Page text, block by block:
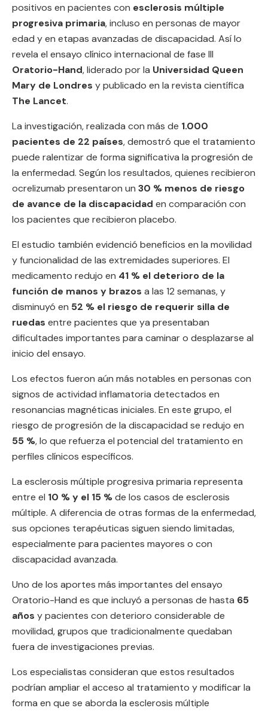
positivos en pacientes con esclerosis múltiple
progresiva primaria, incluso en personas de mayor
edad y en etapas avanzadas de discapacidad. Así lo
revela el ensayo clínico internacional de fase III
Oratorio-Hand, liderado por la Universidad Queen
Mary de Londres y publicado en la revista científica
The Lancet.
La investigación, realizada con más de 1.000
pacientes de 22 países, demostró que el tratamiento
puede ralentizar de forma significativa la progresión de
la enfermedad. Según los resultados, quienes recibieron
ocrelizumab presentaron un 30 % menos de riesgo
de avance de la discapacidad en comparación con
los pacientes que recibieron placebo.
El estudio también evidenció beneficios en la movilidad
y funcionalidad de las extremidades superiores. El
medicamento redujo en 41 % el deterioro de la
función de manos y brazos a las 12 semanas, y
disminuyó en 52 % el riesgo de requerir silla de
ruedas entre pacientes que ya presentaban
dificultades importantes para caminar o desplazarse al
inicio del ensayo.
Los efectos fueron aún más notables en personas con
signos de actividad inflamatoria detectados en
resonancias magnéticas iniciales. En este grupo, el
riesgo de progresión de la discapacidad se redujo en
55 %, lo que refuerza el potencial del tratamiento en
perfiles clínicos específicos.
La esclerosis múltiple progresiva primaria representa
entre el 10 % y el 15 %de los casos de esclerosis
múltiple. A diferencia de otras formas de la enfermedad,
sus opciones terapéuticas siguen siendo limitadas,
especialmente para pacientes mayores o con
discapacidad avanzada.
Uno de los aportes más importantes del ensayo
Oratorio-Hand es que incluyó a personas de hasta 65
años y pacientes con deterioro considerable de
movilidad, grupos que tradicionalmente quedaban
fuera de investigaciones previas.
Los especialistas consideran que estos resultados
podrían ampliar el acceso al tratamiento y modificar la
forma en que se aborda la esclerosis múltiple